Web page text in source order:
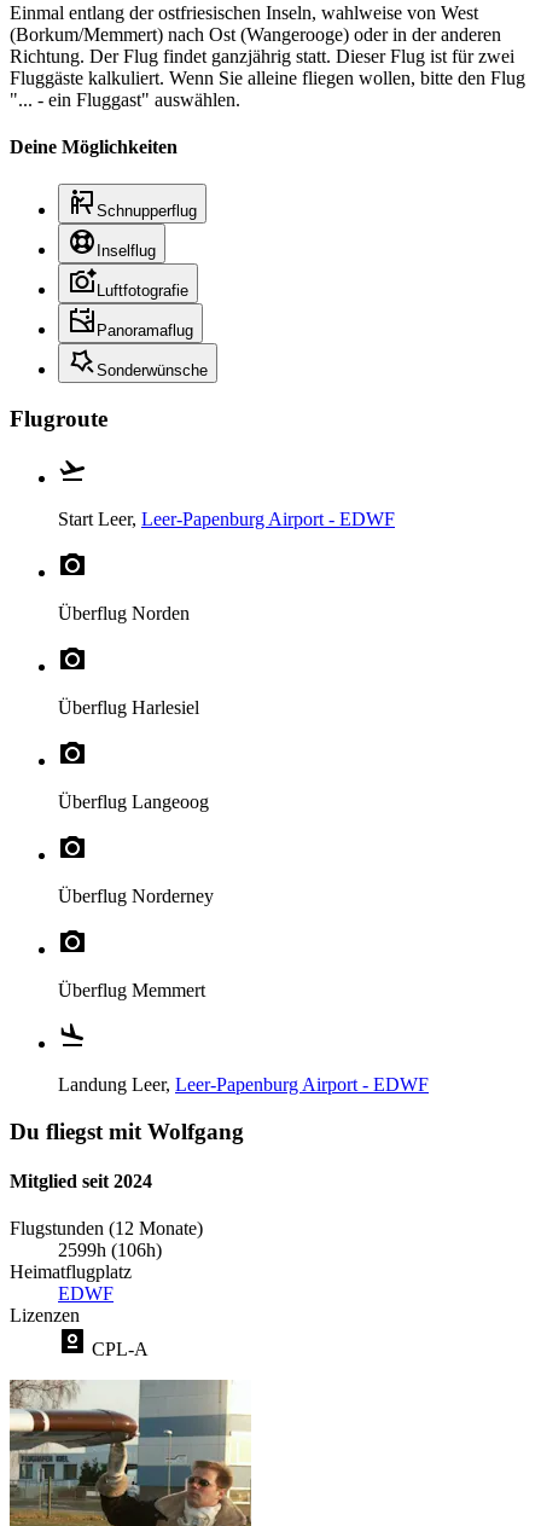
Einmal entlang der ostfriesischen Inseln, wahlweise von West
(Borkum/Memmert) nach Ost (Wangerooge) oder in der anderen
Richtung. Der Flug findet ganzjährig statt. Dieser Flug ist für zwei
Fluggäste kalkuliert. Wenn Sie alleine fliegen wollen, bitte den Flug
"... - ein Fluggast" auswählen.
Deine Möglichkeiten
Schnupperflug
Inselflug
Luftfotografie
Panoramaflug
Sonderwünsche
Flugroute
Start Leer, Leer-Papenburg Airport - EDWF
Überflug Norden
Überflug Harlesiel
Überflug Langeoog
Überflug Norderney
Überflug Memmert
Landung Leer, Leer-Papenburg Airport - EDWF
Du fliegst mit Wolfgang
Mitglied seit 2024
Flugstunden (12 Monate)
2599h (106h)
Heimatflugplatz
EDWF
Lizenzen
CPL-A